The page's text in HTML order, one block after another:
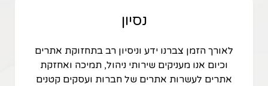
נסיון
לאורך הזמן צברנו ידע וניסיון רב בתחזוקת אתרים
וכיום אנו מעניקים שירותי ניהול, תמיכה ואחזקת
אתרים לעשרות אתרים של חברות ועסקים קטנים